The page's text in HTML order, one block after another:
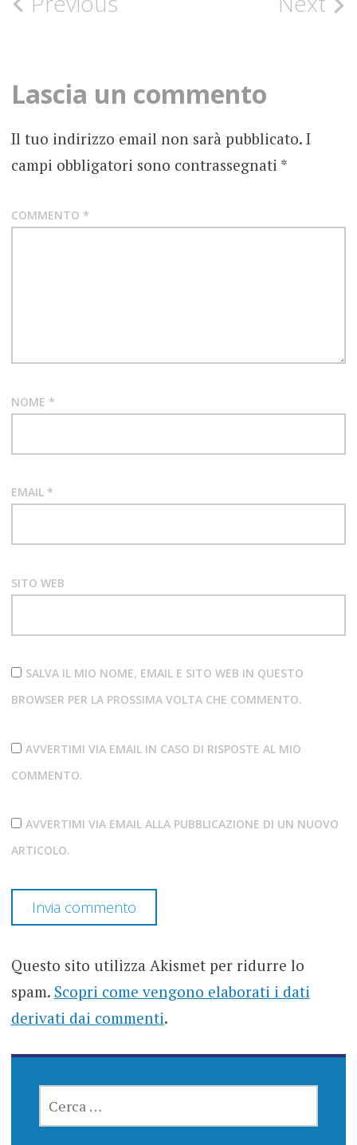
GRUNGE
INTERSTATE
Lascia un commento
Il tuo indirizzo email non sarà pubblicato. I
campi obbligatori sono contrassegnati *
COMMENTO *
NOME *
EMAIL *
SITO WEB
SALVA IL MIO NOME, EMAIL E SITO WEB IN QUESTO
BROWSER PER LA PROSSIMA VOLTA CHE COMMENTO.
AVVERTIMI VIA EMAIL IN CASO DI RISPOSTE AL MIO
COMMENTO.
AVVERTIMI VIA EMAIL ALLA PUBBLICAZIONE DI UN NUOVO
ARTICOLO.
Questo sito utilizza Akismet per ridurre lo
spam. Scopri come vengono elaborati i dati
derivati dai commenti.
PER: